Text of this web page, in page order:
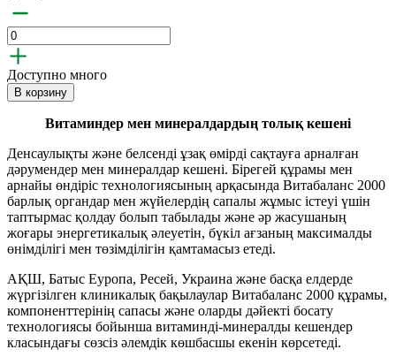
Доступно много
В корзину
Витаминдер мен минералдардың толық кешені
Денсаулықты және белсенді ұзақ өмірді сақтауға арналған
дәрумендер мен минералдар кешені. Бірегей құрамы мен
арнайы өндіріс технологиясының арқасында Витабаланс 2000
барлық органдар мен жүйелердің сапалы жұмыс істеуі үшін
таптырмас қолдау болып табылады және әр жасушаның
жоғары энергетикалық әлеуетін, бүкіл ағзаның максималды
өнімділігі мен төзімділігін қамтамасыз етеді.
АҚШ, Батыс Еуропа, Ресей, Украина және басқа елдерде
жүргізілген клиникалық бақылаулар Витабаланс 2000 құрамы,
компоненттерінің сапасы және оларды дәйекті босату
технологиясы бойынша витаминді-минералды кешендер
класындағы сөзсіз әлемдік көшбасшы екенін көрсетеді.